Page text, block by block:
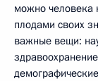
можно человека
плодами своих
важные вещи: